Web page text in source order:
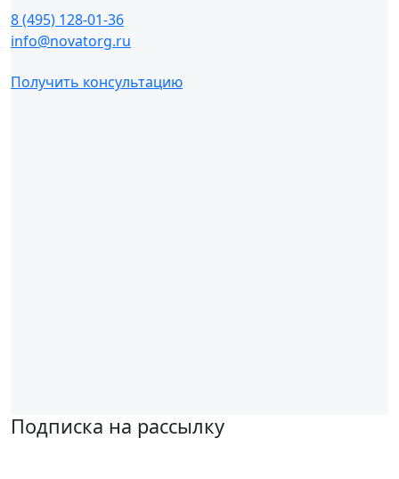
8 (495) 128-01-36
info@novatorg.ru
Получить консультацию
Подписка на рассылку